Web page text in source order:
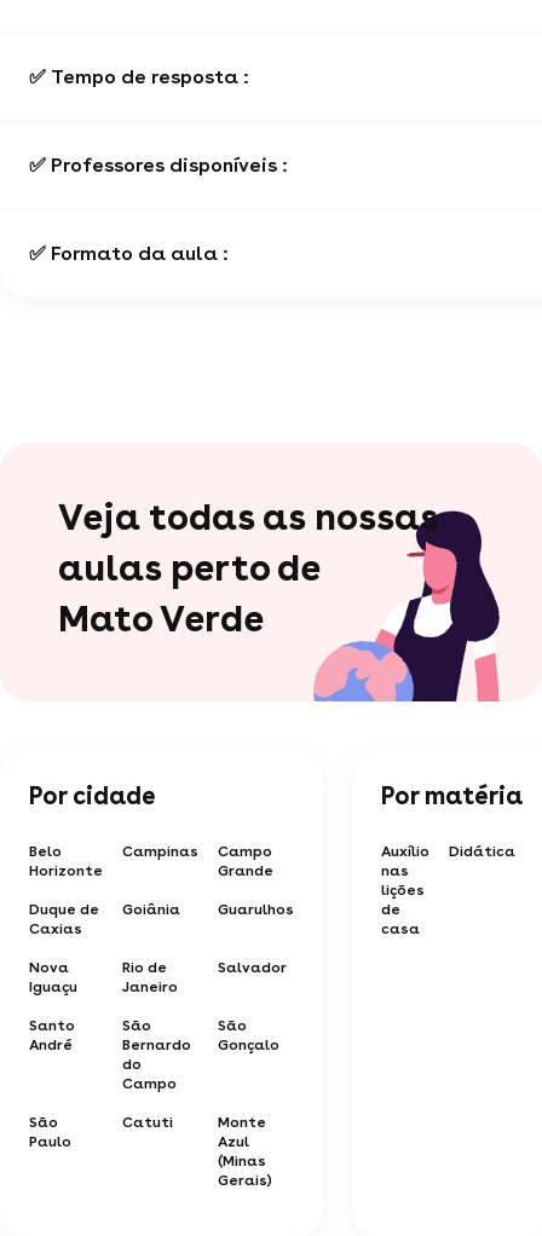
✅ Tempo de resposta :
✅ Professores disponíveis :
✅ Formato da aula :
Veja todas as nossas
aulas perto de
Mato Verde
Por cidade
Belo
Horizonte
Campinas
Campo
Grande
Duque de
Caxias
Goiânia Guarulhos
Nova
Iguaçu
Rio de
Janeiro
Salvador
Santo
André
São
Bernardo
do
Campo
São
Gonçalo
São
Paulo
Catuti
Monte
Azul
(Minas
Gerais)
Por matéria
Auxílio
nas
lições
de
casa
Didática